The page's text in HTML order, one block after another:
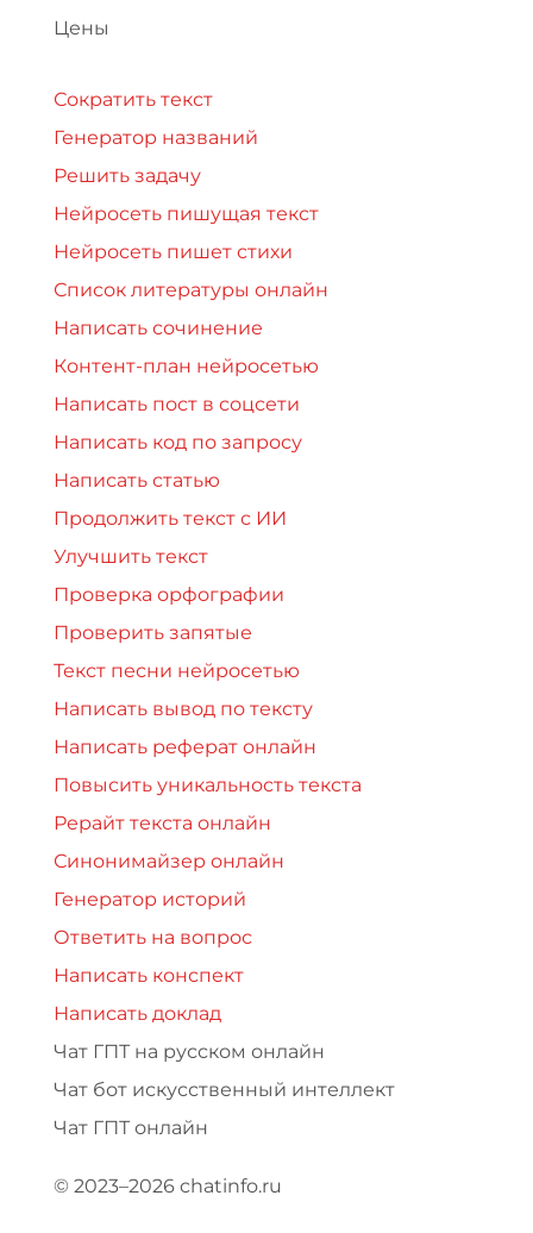
Цены
Сократить текст
Генератор названий
Решить задачу
Нейросеть пишущая текст
Нейросеть пишет стихи
Список литературы онлайн
Написать сочинение
Контент-план нейросетью
Написать пост в соцсети
Написать код по запросу
Написать статью
Продолжить текст с ИИ
Улучшить текст
Проверка орфографии
Проверить запятые
Текст песни нейросетью
Написать вывод по тексту
Написать реферат онлайн
Повысить уникальность текста
Рерайт текста онлайн
Синонимайзер онлайн
Генератор историй
Ответить на вопрос
Написать конспект
Написать доклад
Чат ГПТ на русском онлайн
Чат бот искусственный интеллект
Чат ГПТ онлайн
© 2023–2026 chatinfo.ru